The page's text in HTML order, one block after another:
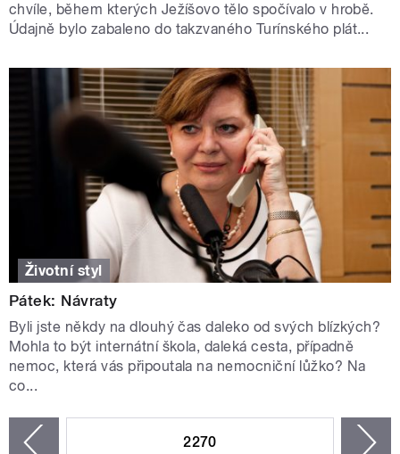
chvíle, během kterých Ježíšovo tělo spočívalo v hrobě.
Údajně bylo zabaleno do takzvaného Turínského plát...
Životní styl
Pátek: Návraty
Byli jste někdy na dlouhý čas daleko od svých blízkých?
Mohla to být internátní škola, daleká cesta, případně
nemoc, která vás připoutala na nemocniční lůžko? Na
co...
2270